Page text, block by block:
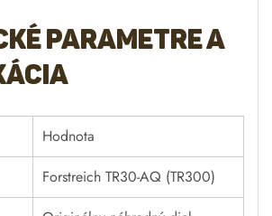
parametre a
Hodnota
Forstreich TR30-AQ (TR300)